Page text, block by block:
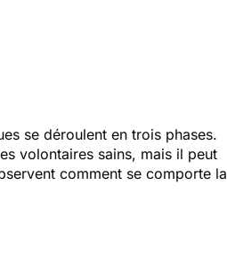
se déroulent en trois phases.
volontaires sains, mais il peut
comment se comporte la